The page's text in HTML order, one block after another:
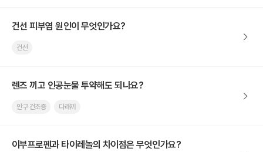
건선 피부염 원인이 무엇인가요?
건선
렌즈 끼고 인공눈물 투약해도 되나요?
안구 건조증 다래끼
이부프로펜과 타이레놀의 차이점은 무엇인가요?